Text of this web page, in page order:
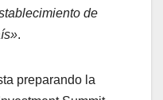
de
.
preparando la